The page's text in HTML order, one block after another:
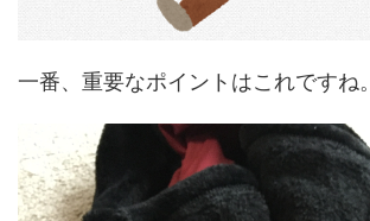
一番、重要なポイントはこれですね。